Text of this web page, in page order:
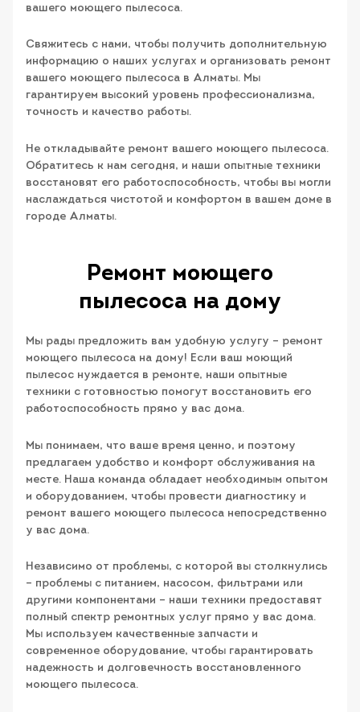
вашего моющего пылесоса.
Свяжитесь с нами, чтобы получить дополнительную
информацию о наших услугах и организовать ремонт
вашего моющего пылесоса в Алматы. Мы
гарантируем высокий уровень профессионализма,
точность и качество работы.
Не откладывайте ремонт вашего моющего пылесоса.
Обратитесь к нам сегодня, и наши опытные техники
восстановят его работоспособность, чтобы вы могли
наслаждаться чистотой и комфортом в вашем доме в
городе Алматы.
Ремонт моющего
пылесоса на дому
Мы рады предложить вам удобную услугу – ремонт
моющего пылесоса на дому! Если ваш моющий
пылесос нуждается в ремонте, наши опытные
техники с готовностью помогут восстановить его
работоспособность прямо у вас дома.
Мы понимаем, что ваше время ценно, и поэтому
предлагаем удобство и комфорт обслуживания на
месте. Наша команда обладает необходимым опытом
и оборудованием, чтобы провести диагностику и
ремонт вашего моющего пылесоса непосредственно
у вас дома.
Независимо от проблемы, с которой вы столкнулись
– проблемы с питанием, насосом, фильтрами или
другими компонентами – наши техники предоставят
полный спектр ремонтных услуг прямо у вас дома.
Мы используем качественные запчасти и
современное оборудование, чтобы гарантировать
надежность и долговечность восстановленного
моющего пылесоса.